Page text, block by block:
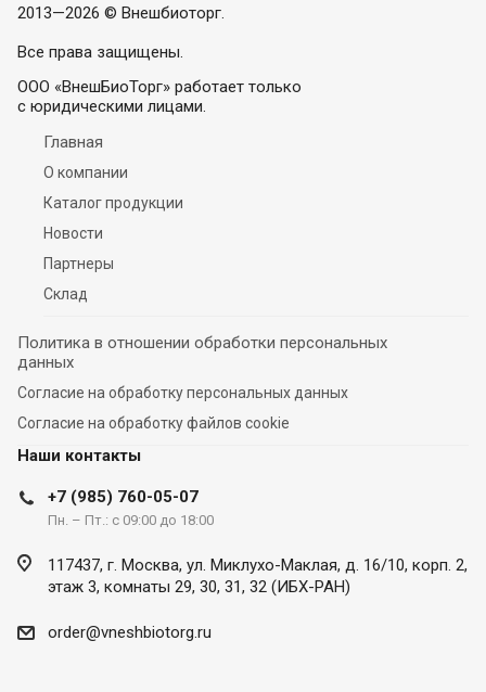
2013—2026 © Внешбиоторг.
Все права защищены.
ООО «ВнешБиоТорг» работает только
с юридическими лицами.
Главная
О компании
Каталог продукции
Новости
Партнеры
Склад
Политика в отношении обработки персональных
данных
Согласие на обработку персональных данных
Согласие на обработку файлов cookie
Наши контакты
+7 (985) 760-05-07
Пн. – Пт.: с 09:00 до 18:00
117437, г. Москва, ул. Миклухо-Маклая, д. 16/10, корп. 2,
этаж 3, комнаты 29, 30, 31, 32 (ИБХ-РАН)
order@vneshbiotorg.ru